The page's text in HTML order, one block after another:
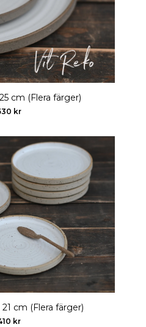
cm (Flera färger)
kr
cm (Flera färger)
kr